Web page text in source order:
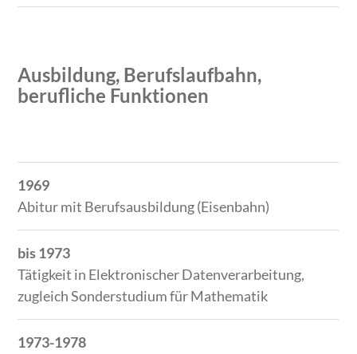
Ausbildung, Berufslaufbahn,
berufliche Funktionen
Zeitraum
Tätigkeit
1969
Abitur mit Berufsausbildung (Eisenbahn)
bis 1973
Tätigkeit in Elektronischer Datenverarbeitung,
zugleich Sonderstudium für Mathematik
1973-1978